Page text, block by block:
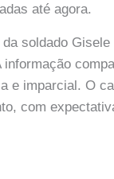
até agora.
soldado
informação
e imparcial. O
com